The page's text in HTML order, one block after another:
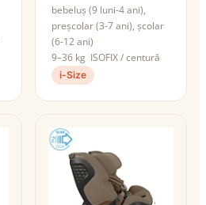
bebeluș (9 luni-4 ani),
preșcolar (3-7 ani), școlar
(6-12 ani)
9–36 kg ISOFIX / centură
i-Size